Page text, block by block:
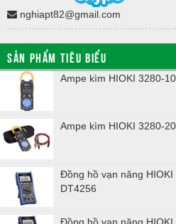
nghiapt82@gmail.com
SẢN PHẨM TIÊU BIỂU
Ampe kìm HIOKI 3280-10
Ampe kìm HIOKI 3280-20
Đồng hồ vạn năng HIOKI
DT4256
Đồng hồ vạn năng HIOKI